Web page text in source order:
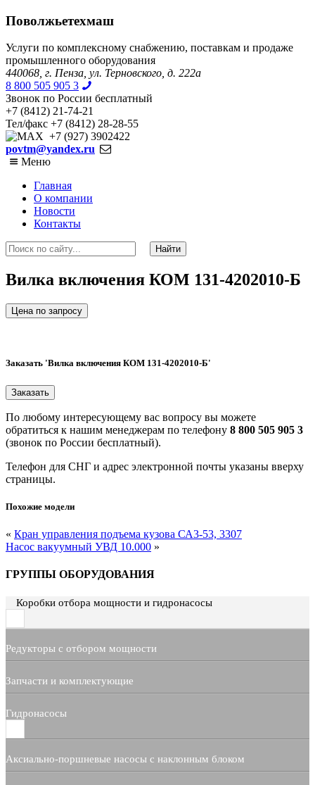
Поволжьетехмаш
Услуги по комплексному снабжению, поставкам и продаже
промышленного оборудования
440068, г. Пенза, ул. Терновского, д. 222а
8 800 505 905 3
Звонок по России бесплатный
+7 (8412) 21-74-21
Тел/факс +7 (8412) 28-28-55
+7 (927) 3902422
povtm@yandex.ru
Меню
Главная
О компании
Новости
Контакты
Вилка включения КОМ 131-4202010-Б
Цена по запросу
Заказать 'Вилка включения КОМ 131-4202010-Б'
По любому интересующему вас вопросу вы можете
обратиться к нашим менеджерам по телефону 8 800 505 905 3
(звонок по России бесплатный).
Телефон для СНГ и адрес электронной почты указаны вверху
страницы.
Похожие модели
« Кран управления подъема кузова СА3-53, 3307
Насос вакуумный УВД 10.000 »
ГРУППЫ ОБОРУДОВАНИЯ
Коробки отбора мощности и гидронасосы
Редукторы с отбором мощности
Запчасти и комплектующие
Гидронасосы
Аксиально-поршневые насосы с наклонным блоком